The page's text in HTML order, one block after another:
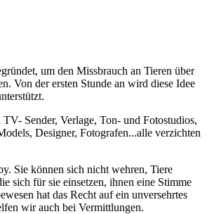
um den Missbrauch an Tieren über
Von der ersten Stunde an wird diese Idee
Sender, Verlage, Ton- und Fotostudios,
Designer, Fotografen...alle verzichten
Sie können sich nicht wehren, Tiere
sich für sie einsetzen, ihnen eine Stimme
hat das Recht auf ein unversehrtes
wir auch bei Vermittlungen.